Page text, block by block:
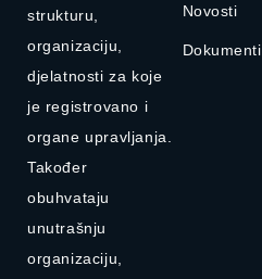
strukturu,
organizaciju,
djelatnosti za koje
je registrovano i
organe upravljanja.
Također
obuhvataju
unutrašnju
organizaciju,
Novosti
Dokumenti